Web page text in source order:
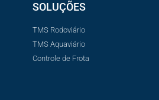
SOLUÇÕES
TMS Rodoviário
TMS Aquaviário
Controle de Frota